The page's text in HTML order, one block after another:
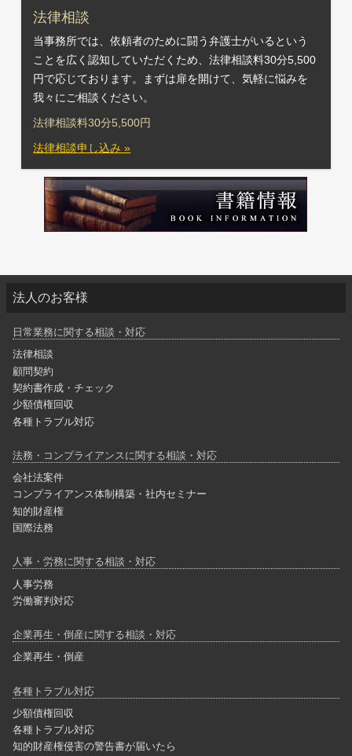
法律相談
当事務所では、依頼者のために闘う弁護士がいるという
ことを広く認知していただくため、法律相談料30分5,500
円で応じております。まずは扉を開けて、気軽に悩みを
我々にご相談ください。
法律相談料30分5,500円
法律相談申し込み »
法人のお客様
日常業務に関する相談・対応
法律相談
顧問契約
契約書作成・チェック
少額債権回収
各種トラブル対応
法務・コンプライアンスに関する相談・対応
会社法案件
コンプライアンス体制構築・社内セミナー
知的財産権
国際法務
人事・労務に関する相談・対応
人事労務
労働審判対応
企業再生・倒産に関する相談・対応
企業再生・倒産
各種トラブル対応
少額債権回収
各種トラブル対応
知的財産権侵害の警告書が届いたら